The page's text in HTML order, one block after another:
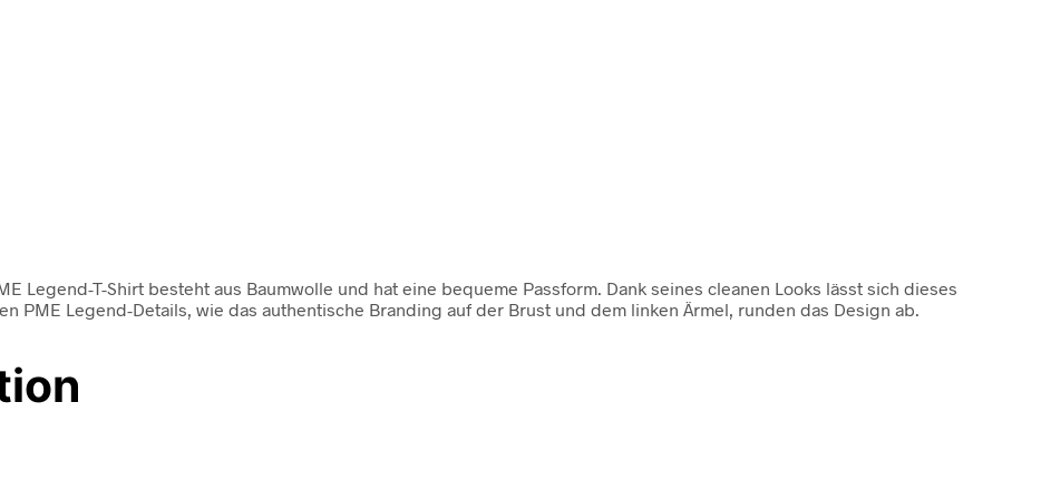
Legend-T-Shirt besteht aus Baumwolle und hat eine bequeme Passform. Dank seines cleanen Looks lässt sich dieses
PME Legend-Details, wie das authentische Branding auf der Brust und dem linken Ärmel, runden das Design ab.